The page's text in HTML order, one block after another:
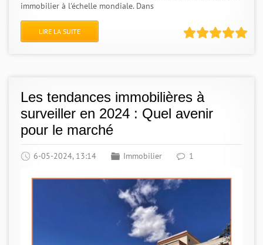
immobilier à l'échelle mondiale. Dans
LIRE LA SUITE
Les tendances immobilières à
surveiller en 2024 : Quel avenir
pour le marché
6-05-2024, 13:14 Immobilier 1